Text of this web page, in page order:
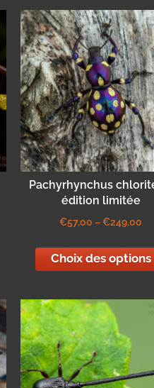
Pachyrhynchus
édition limitée
€57,00 –€249,00
Choix des options